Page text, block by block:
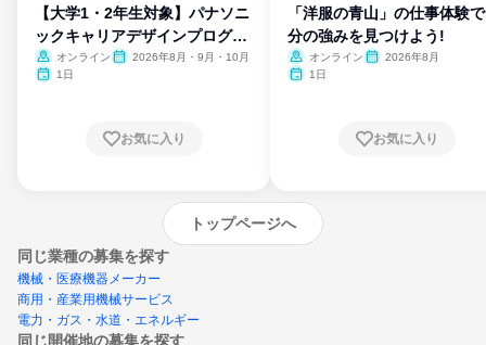
【大学1・2年生対象】パナソニ
ックキャリアデザインプログラ
ム
オンライン
2026年8月・9月・10月
1日
お気に入り
「洋服の青山」の仕事体験
分の強みを見つけよう!
オンライン
2026年8月
1日
お気に入り
トップページへ
同じ業種の募集を探す
機械・医療機器メーカー
商用・産業用機械サービス
電力・ガス・水道・エネルギー
同じ開催地の募集を探す